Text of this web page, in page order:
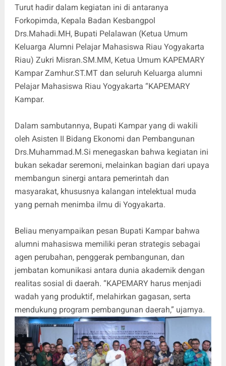
Turut hadir dalam kegiatan ini di antaranya
Forkopimda, Kepala Badan Kesbangpol
Drs.Mahadi.MH, Bupati Pelalawan (Ketua Umum
Keluarga Alumni Pelajar Mahasiswa Riau Yogyakarta
Riau) Zukri Misran.SM.MM, Ketua Umum KAPEMARY
Kampar Zamhur.ST.MT dan seluruh Keluarga alumni
Pelajar Mahasiswa Riau Yogyakarta “KAPEMARY
Kampar.
Dalam sambutannya, Bupati Kampar yang di wakili
oleh Asisten II Bidang Ekonomi dan Pembangunan
Drs.Muhammad.M.Si menegaskan bahwa kegiatan ini
bukan sekadar seremoni, melainkan bagian dari upaya
membangun sinergi antara pemerintah dan
masyarakat, khususnya kalangan intelektual muda
yang pernah menimba ilmu di Yogyakarta.
Beliau menyampaikan pesan Bupati Kampar bahwa
alumni mahasiswa memiliki peran strategis sebagai
agen perubahan, penggerak pembangunan, dan
jembatan komunikasi antara dunia akademik dengan
realitas sosial di daerah. “KAPEMARY harus menjadi
wadah yang produktif, melahirkan gagasan, serta
mendukung program pembangunan daerah,” ujarnya.